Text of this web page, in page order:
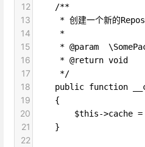
12
    /**
13
* 创建一个新的
14
     *
15
* @param
16
     * @return void
17
     */
18
public function
19
    {
20
$this->cache =
21
    }
22